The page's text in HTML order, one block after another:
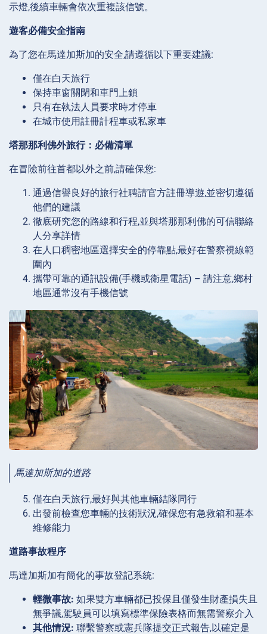
示燈,後續車輛會依次重複該信號。
遊客必備安全指南
為了您在馬達加斯加的安全,請遵循以下重要建議:
僅在白天旅行
保持車窗關閉和車門上鎖
只有在執法人員要求時才停車
在城市使用註冊計程車或私家車
塔那那利佛外旅行：必備清單
在冒險前往首都以外之前,請確保您:
通過信譽良好的旅行社聘請官方註冊導遊,並密切遵循
他們的建議
徹底研究您的路線和行程,並與塔那那利佛的可信聯絡
人分享詳情
在人口稠密地區選擇安全的停靠點,最好在警察視線範
圍內
攜帶可靠的通訊設備(手機或衛星電話) – 請注意,鄉村
地區通常沒有手機信號
馬達加斯加的道路
僅在白天旅行,最好與其他車輛結隊同行
出發前檢查您車輛的技術狀況,確保您有急救箱和基本
維修能力
道路事故程序
馬達加斯加有簡化的事故登記系統:
輕微事故: 如果雙方車輛都已投保且僅發生財產損失且
無爭議,駕駛員可以填寫標準保險表格而無需警察介入
其他情況: 聯繫警察或憲兵隊提交正式報告,以確定是